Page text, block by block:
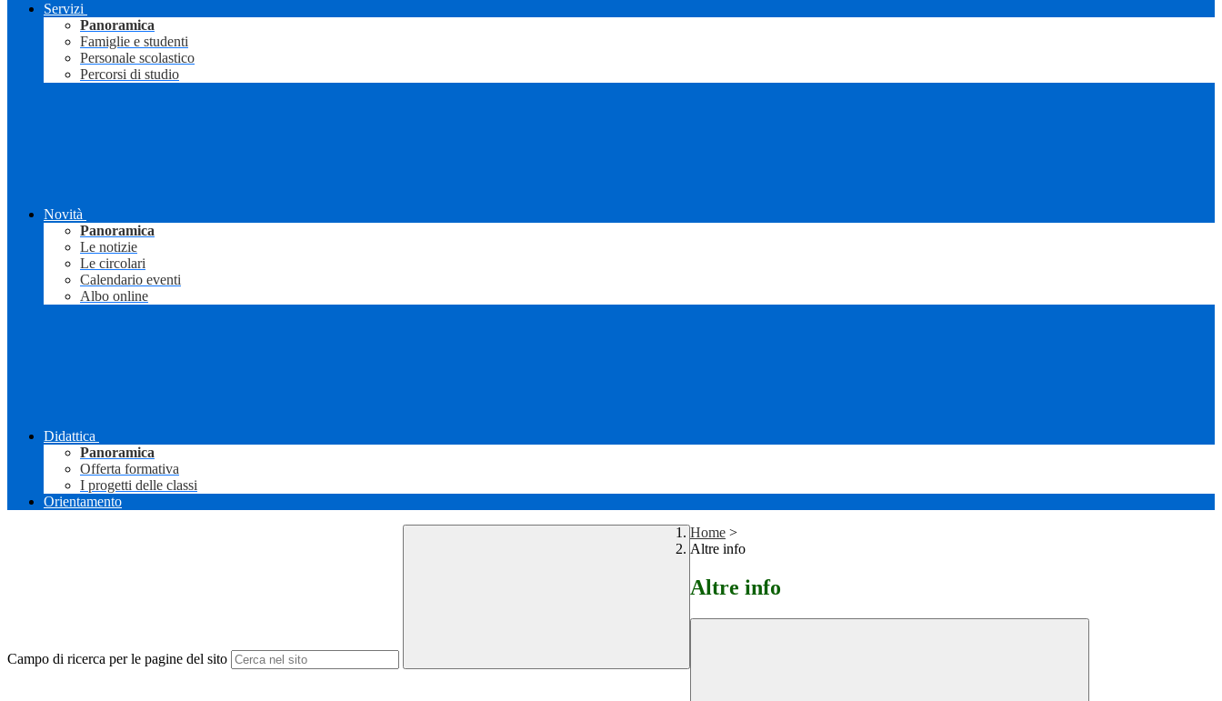
Servizi
Panoramica
Famiglie e studenti
Personale scolastico
Percorsi di studio
Novità
Panoramica
Le notizie
Le circolari
Calendario eventi
Albo online
Didattica
Panoramica
Offerta formativa
I progetti delle classi
Orientamento
Campo di ricerca per le pagine del sito
Home >
Altre info
Altre info